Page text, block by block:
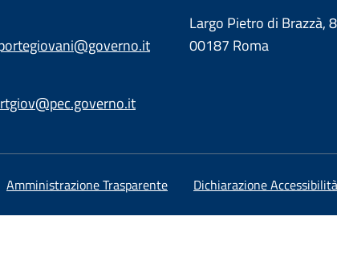
Largo Pietro di Brazzà,
00187 Roma
Amministrazione Trasparente Dichiarazione Accessibilità